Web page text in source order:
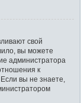
свой
вы можете
администратора
к
вы не знаете,